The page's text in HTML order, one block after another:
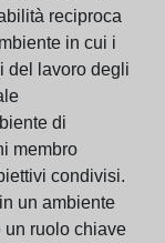
reciproca
in cui i
del lavoro degli
di
membro
condivisi.
in un ambiente
un ruolo chiave